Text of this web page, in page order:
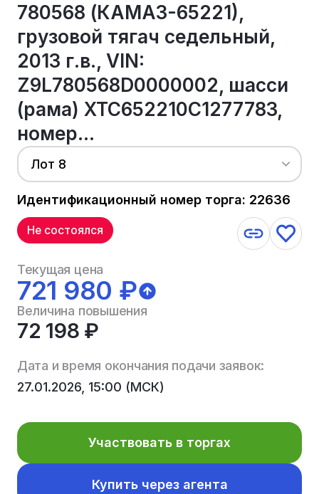
780568 (КАМАЗ-65221),
грузовой тягач седельный,
2013 г.в., VIN:
Z9L780568D0000002, шасси
(рама) XTC652210C1277783,
номер...
Лот 8
Идентификационный номер торга: 22636
Не состоялся
Текущая цена
721 980 ₽
Величина повышения
72 198 ₽
Дата и время окончания подачи заявок:
27.01.2026, 15:00 (МСК)
Участвовать в торгах
Купить через агента